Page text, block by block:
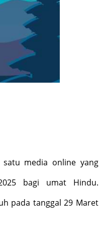
satu media online yang
bagi umat Hindu.
pada tanggal 29 Maret